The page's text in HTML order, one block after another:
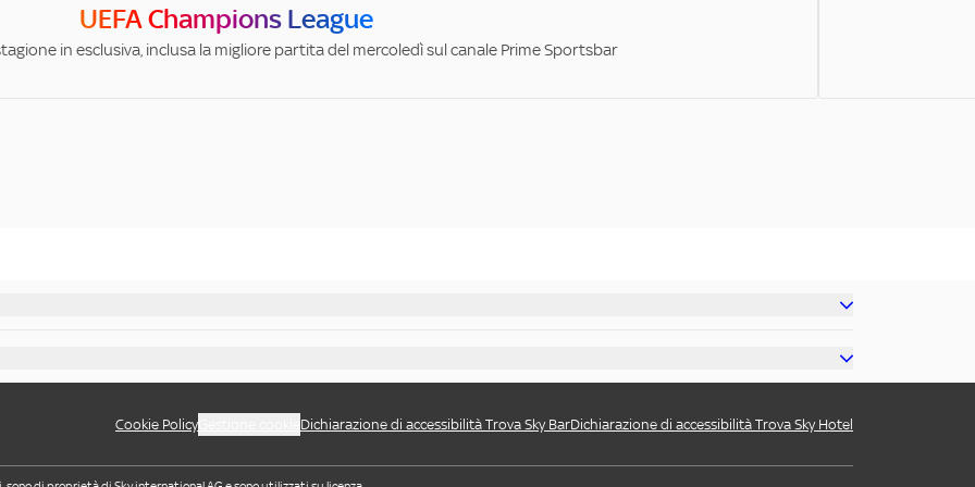
UEFA Champions League
in esclusiva, inclusa la migliore partita del mercoledì sul canale Prime Sportsbar
Cookie Policy Dichiarazione di accessibilità Trova Sky BarDichiarazione di accessibilità Trova Sky Hotel